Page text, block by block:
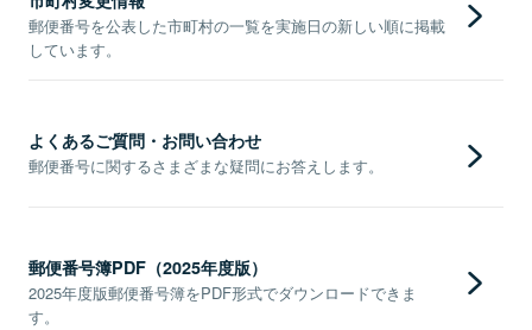
郵便番号を公表した市町村の一覧を実施日の新しい順に掲載
しています。
よくあるご質問・お問い合わせ
郵便番号に関するさまざまな疑問にお答えします。
郵便番号簿PDF（2025年度版）
2025年度版郵便番号簿をPDF形式でダウンロードできま
す。